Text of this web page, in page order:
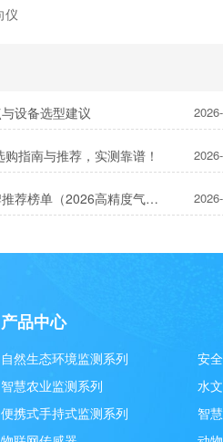
仪
设备选型建议
指南与推荐，实测靠谱！
超声波气象站十大品牌推荐榜单（2026高精度气象监测TOP10）
产品中心
自然生态环境监测系列
安
智慧农业监测系列
水
便携式手持式监测系列
智